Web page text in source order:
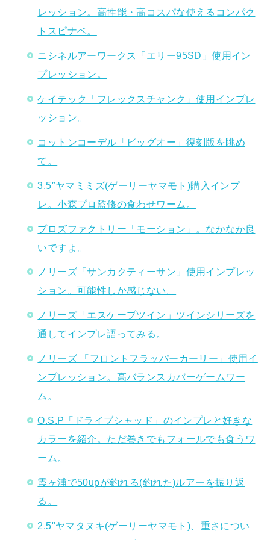
レッション。高性能・高コスパな使えるコンパク
トスピナベ。
ニシネルアーワークス「エリー95SD」使用イン
プレッション。
ケイテック「フレックスチャンク」使用インプレ
ッション。
コットンコーデル「ビッグオー」復刻版を眺め
て。
3.5″ヤマミミズ(ゲーリーヤマモト)購入インプ
レ。小森プロ監修の食わせワーム。
プロズファクトリー「モーション」。なかなか良
いですよ。
ノリーズ「サンカクティーサン」使用インプレッ
ション。可能性しか感じない。
ノリーズ「エスケープツイン」ツインシリーズを
通してインプレ語ってみる。
ノリーズ 「フロントフラッパーカーリー」使用イ
ンプレッション。高バランスカバーゲームワー
ム。
O.S.P「ドライブシャッド」のインプレと好きな
カラーを紹介。ただ巻きでもフォールでも食うワ
ーム。
霞ヶ浦で50upが釣れる(釣れた)ルアーを振り返
る。
2.5"ヤマタヌキ(ゲーリーヤマモト)、重さについ